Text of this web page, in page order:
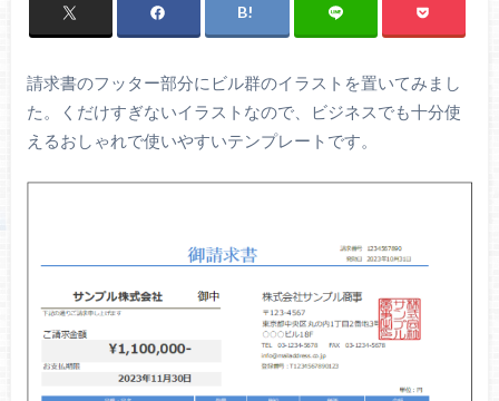
請求書のフッター部分にビル群のイラストを置いてみまし
た。くだけすぎないイラストなので、ビジネスでも十分使
えるおしゃれで使いやすいテンプレートです。